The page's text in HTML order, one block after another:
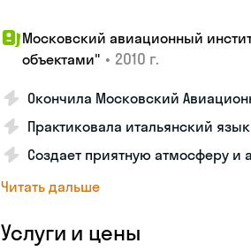
Московский авиационный
объектами" • 2010 г.
Окончила Московский
Практиковала итальянский
Создает приятную атмосферу и
Читать дальше
Услуги и цены